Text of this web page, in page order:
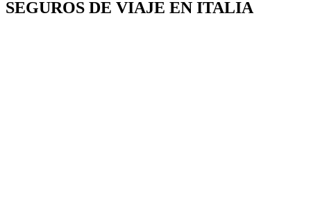
SEGUROS DE VIAJE EN ITALIA